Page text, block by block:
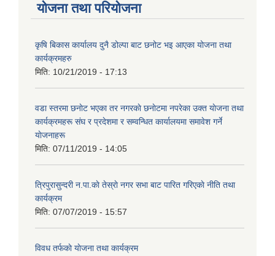
योजना तथा परियोजना
कृषि बिकास कार्यालय दुनै डोल्पा बाट छनोट भइ आएका योजना तथा
कार्यक्रमहरु
मिति: 10/21/2019 - 17:13
वडा स्तरमा छनाेट भएका तर नगरकाे छनाेटमा नपरेका उक्त याेजना तथा
कार्यक्रमहरू संघ र प्रदेशमा र सम्वन्धित कार्यालयमा समावेश गर्ने
याेजनाहरू
मिति: 07/11/2019 - 14:05
त्रिपुरासुन्दरी न.पा.काे तेस्राे नगर सभा बाट पारित गरिएकाे नीति तथा
कार्यक्रम
मिति: 07/07/2019 - 15:57
विवध तर्फकाे याेजना तथा कार्यक्रम